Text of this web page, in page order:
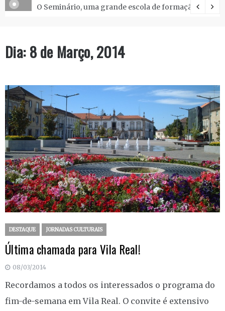
O Seminário, uma grande escola de formação.
Dia:8 de Março, 2014
DESTAQUE JORNADAS CULTURAIS
Última chamada para Vila Real!
08/03/2014
Recordamos a todos os interessados o programa do
fim-de-semana em Vila Real. O convite é extensivo